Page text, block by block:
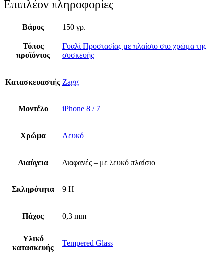
Επιπλέον πληροφορίες
Βάρος 150 γρ.
Τύπος
προϊόντος
Γυαλί Προστασίας με πλαίσιο στο χρώμα της
συσκευής
Κατασκευαστής Zagg
Μοντέλο iPhone 8 / 7
Χρώμα Λευκό
Διαύγεια Διαφανές – με λευκό πλαίσιο
Σκληρότητα 9 H
Πάχος 0,3 mm
Υλικό
κατασκευής
Tempered Glass